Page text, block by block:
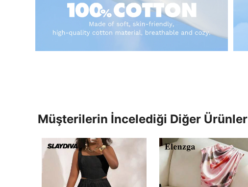
Müşterilerin İncelediği Diğer Ürünler